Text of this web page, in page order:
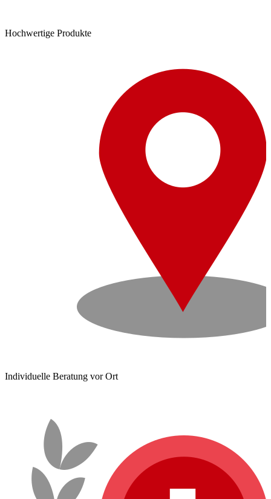
Hochwertige Produkte
Individuelle Beratung vor Ort